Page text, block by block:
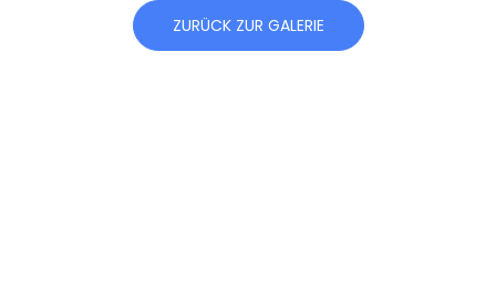
ZURÜCK ZUR GALERIE